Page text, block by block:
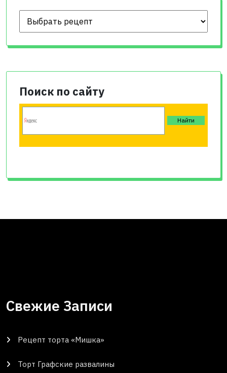
Поиск по сайту
Свежие Записи
Рецепт торта «Мишка»
Торт Графские развалины